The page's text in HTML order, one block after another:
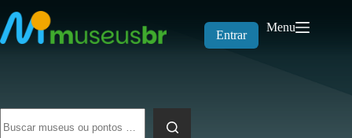
para
o
conteúdo
Entrar
Menu
resultados